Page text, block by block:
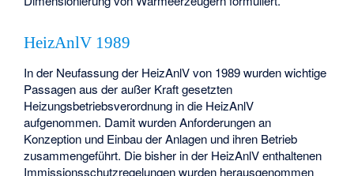
HeizAnlV 1989
In der Neufassung der HeizAnlV von 1989 wurden wichtige
Passagen aus der außer Kraft gesetzten
Heizungsbetriebsverordnung in die HeizAnlV
aufgenommen. Damit wurden Anforderungen an
Konzeption und Einbau der Anlagen und ihren Betrieb
zusammengeführt. Die bisher in der HeizAnlV enthaltenen
Immissionsschutzregelungen wurden herausgenommen